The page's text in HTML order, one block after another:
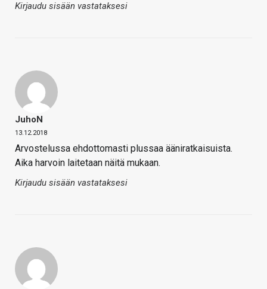
Kirjaudu sisään vastataksesi
JuhoN
13.12.2018
Arvostelussa ehdottomasti plussaa ääniratkaisuista.
Aika harvoin laitetaan näitä mukaan.
Kirjaudu sisään vastataksesi